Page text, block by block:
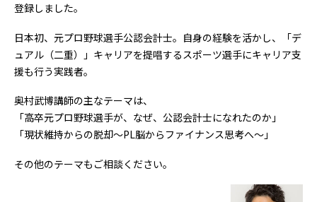
登録しました。
日本初、元プロ野球選手公認会計士。自身の経験を活かし、「デ
ュアル（二重）」キャリアを提唱するスポーツ選手にキャリア支
援も行う実践者。
奥村武博講師の主なテーマは、
「高卒元プロ野球選手が、なぜ、公認会計士になれたのか」
「現状維持からの脱却～PL脳からファイナンス思考へ～」
その他のテーマもご相談ください。